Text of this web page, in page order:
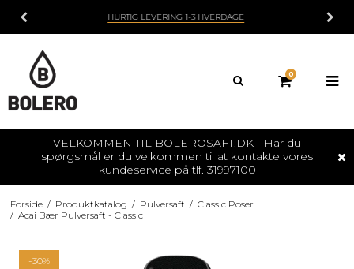
BOLERO ER SUKKERFRIT / NATURLIGE SMAGSSTOFFER
0
VELKOMMEN TIL BOLEROSAFT.DK - Har du
spørgsmål er du velkommen til at kontakte vores
kundeservice på tlf. 31997100
Forside / Produktkatalog / Pulversaft / Classic Poser
/ Acai Bær Pulversaft - Classic
-30%